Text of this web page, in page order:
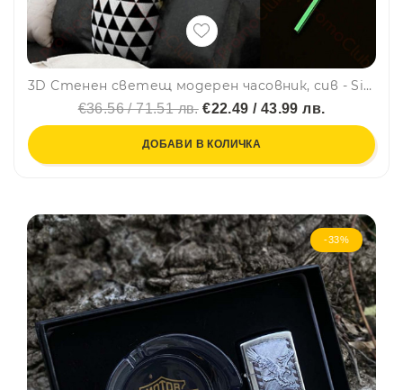
3D Стенен светещ модерен часовник, сив - Silver, Home Decor Clock 3D
€36.56 / 71.51 лв.€22.49 / 43.99 лв.
ДОБАВИ В КОЛИЧКА
-33%